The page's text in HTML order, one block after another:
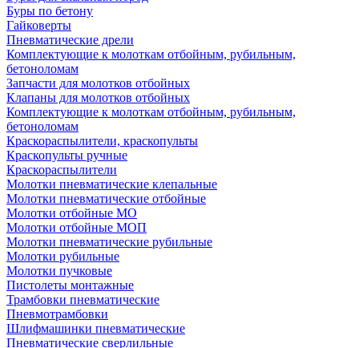
Буры по бетону
Гайковерты
Пневматические дрели
Комплектующие к молоткам отбойным, рубильным,
бетоноломам
Запчасти для молотков отбойных
Клапаны для молотков отбойных
Комплектующие к молоткам отбойным, рубильным,
бетоноломам
Краскораспылители, краскопульты
Краскопульты ручные
Краскораспылители
Молотки пневматические клепальные
Молотки пневматические отбойные
Молотки отбойные МО
Молотки отбойные МОП
Молотки пневматические рубильные
Молотки рубильные
Молотки пучковые
Пистолеты монтажные
Трамбовки пневматические
Пневмотрамбовки
Шлифмашинки пневматические
Пневматические сверлильные